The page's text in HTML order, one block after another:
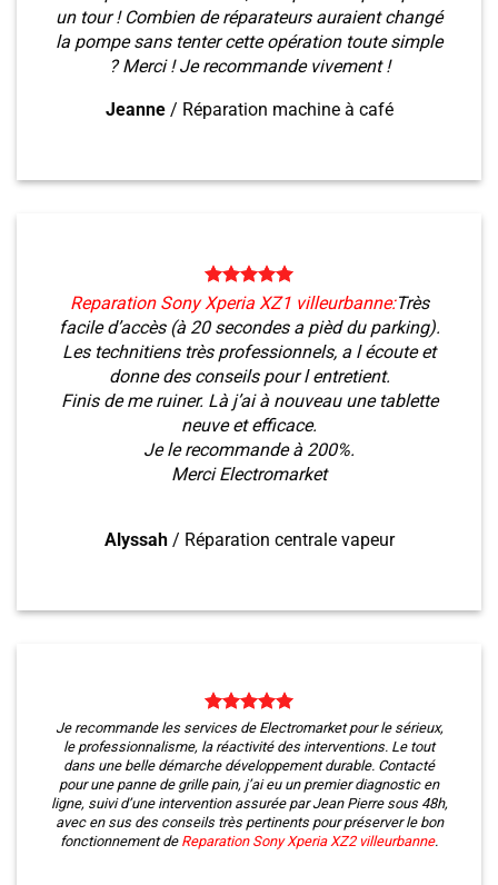
un tour ! Combien de réparateurs auraient changé
la pompe sans tenter cette opération toute simple
? Merci ! Je recommande vivement !
Jeanne / Réparation machine à café
Reparation Sony Xperia XZ1 villeurbanne:Très
facile d’accès (à 20 secondes a pièd du parking).
Les technitiens très professionnels, a l écoute et
donne des conseils pour l entretient.
Finis de me ruiner. Là j’ai à nouveau une tablette
neuve et efficace.
Je le recommande à 200%.
Merci Electromarket
Alyssah / Réparation centrale vapeur
Je recommande les services de Electromarket pour le sérieux,
le professionnalisme, la réactivité des interventions. Le tout
dans une belle démarche développement durable. Contacté
pour une panne de grille pain, j’ai eu un premier diagnostic en
ligne, suivi d’une intervention assurée par Jean Pierre sous 48h,
avec en sus des conseils très pertinents pour préserver le bon
fonctionnement de Reparation Sony Xperia XZ2 villeurbanne.